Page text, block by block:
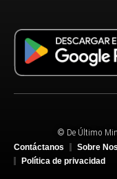
© De Último
Contáctanos
Sobre
Política de privacidad